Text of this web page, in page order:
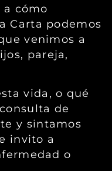
cómo
Carta podemos
venimos a
pareja,
vida, o qué
de
y sintamos
invito a
o